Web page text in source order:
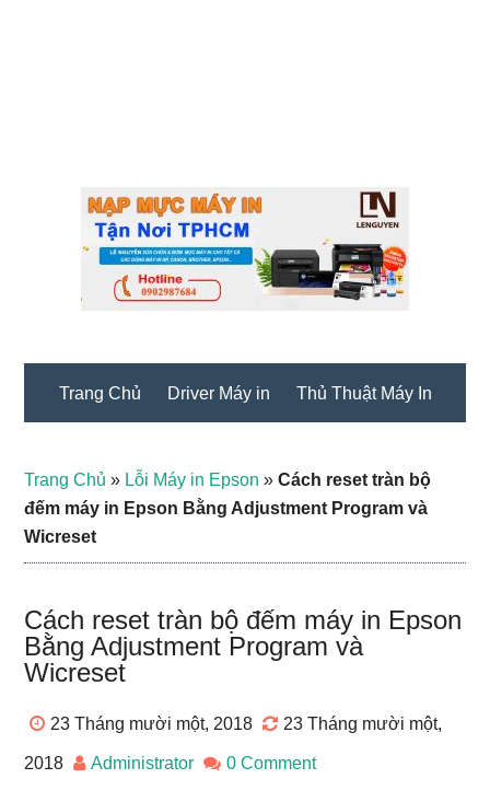
Trang Chủ Driver Máy in Thủ Thuật Máy In
Trang Chủ » Lỗi Máy in Epson »Cách reset tràn bộ
đếm máy in Epson Bằng Adjustment Program và
Wicreset
Cách reset tràn bộ đếm máy in Epson
Bằng Adjustment Program và
Wicreset
23 Tháng mười một, 2018 23 Tháng mười một,
2018 Administrator 0 Comment